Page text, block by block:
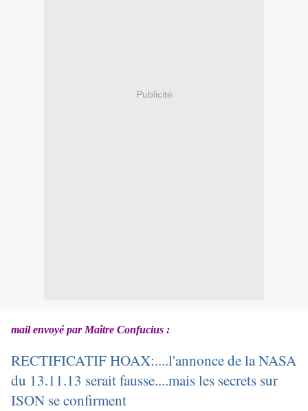
Publicité
mail envoyé par Maître Confucius :
RECTIFICATIF HOAX:....l'annonce de la NASA
du 13.11.13 serait fausse....mais les secrets sur
ISON se confirment